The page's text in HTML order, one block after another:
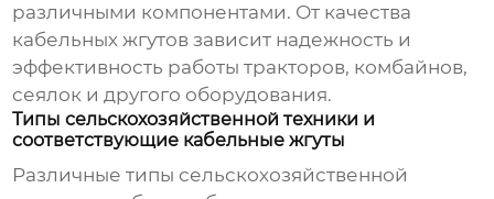
различными компонентами. От качества
кабельных жгутов зависит надежность и
эффективность работы тракторов, комбайнов,
сеялок и другого оборудования.
Типы сельскохозяйственной техники и
соответствующие кабельные жгуты
Различные типы сельскохозяйственной